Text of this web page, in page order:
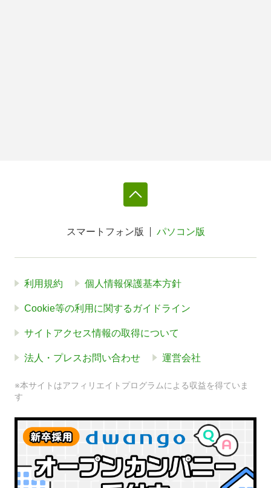
スマートフォン版 パソコン版
利用規約 個人情報保護基本方針
Cookie等の利用に関するガイドライン
サイトアクセス情報の取得について
法人・プレスお問い合わせ 運営会社
※本サイトはアフィリエイトプログラムによる収益を得ていま
す